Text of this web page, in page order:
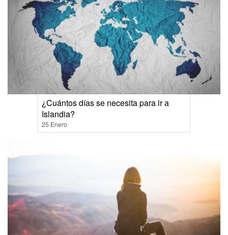
¿Cuántos días se necesita para ir a
Islandia?
25 Enero